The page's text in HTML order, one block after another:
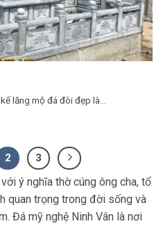
lăng mộ đá đôi đẹp là...
2 3
ý nghĩa thờ cúng ông cha, tổ
quan trọng trong đời sống và
Đá mỹ nghệ Ninh Vân là nơi